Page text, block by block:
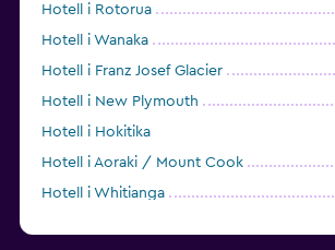
Hotell i Rotorua
Hotell i Wanaka
Hotell i Franz Josef Glacier
Hotell i New Plymouth
Hotell i Hokitika
Hotell i Aoraki / Mount Cook
Hotell i Whitianga